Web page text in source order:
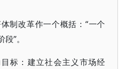
制改革作一个概括：“一个
”。
标：建立社会主义市场经